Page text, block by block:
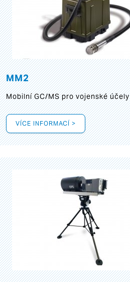
MM2
Mobilní GC/MS pro vojenské účely
VÍCE INFORMACÍ >